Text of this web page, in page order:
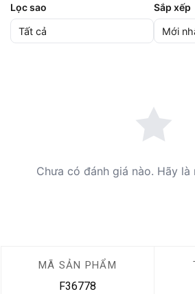
Lọc sao Sắp xếp
Chưa có đánh giá nào. Hãy là
MÃ SẢN PHẨM
F36778